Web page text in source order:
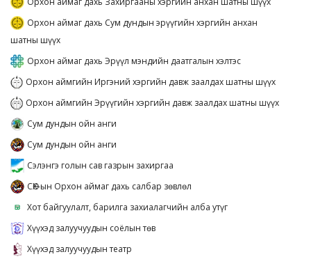
Орхон аймаг дахь Сум дундын эрүүгийн хэргийн анхан
шатны шүүх
Орхон аймаг дахь Эрүүл мэндийн даатгалын хэлтэс
Орхон аймгийн Иргэний хэргийн давж заалдах шатны шүүх
Орхон аймгийн Эрүүгийн хэргийн давж заалдах шатны шүүх
Сум дундын ойн анги
Сум дундын ойн анги
Сэлэнгэ голын сав газрын захиргаа
СӨХ-ын Орхон аймаг дахь салбар зөвлөл
Хот байгуулалт, барилга захиалагчийн алба утүг
Хүүхэд залуучуудын соёлын төв
Хүүхэд залуучуудын театр